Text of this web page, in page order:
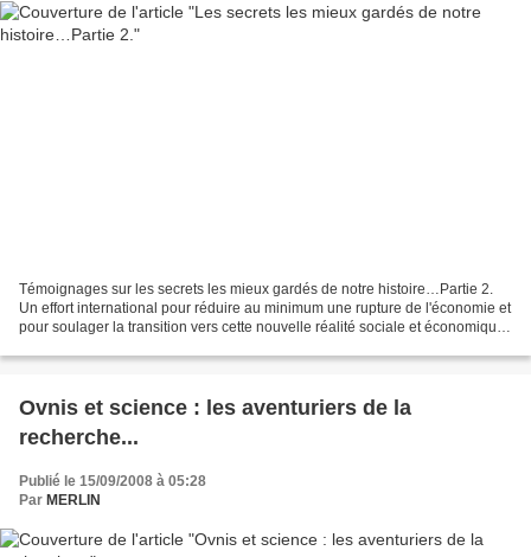
Témoignages sur les secrets les mieux gardés de notre histoire…Partie 2.
Un effort international pour réduire au minimum une rupture de l'économie et
pour soulager la transition vers cette nouvelle réalité sociale et économique
Ovnis et science : les aventuriers de la
recherche...
Publié le 15/09/2008 à 05:28
Par MERLIN